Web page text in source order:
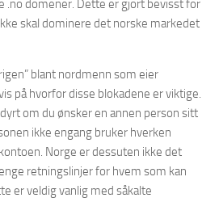
.no domener. Dette er gjort bevisst for
skal dominere det norske markedet
blant nordmenn som eier
på hvorfor disse blokadene er viktige.
om du ønsker en annen person sitt
ikke engang bruker hverken
Norge er dessuten ikke det
retningslinjer for hvem som kan
er veldig vanlig med såkalte